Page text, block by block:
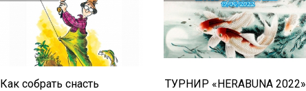
Как собрать снасть
ТУРНИР «HERABUNA 2022»